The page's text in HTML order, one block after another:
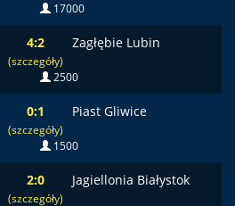
17000
4:2
(szczegóły)
Zagłębie Lubin
2500
0:1
(szczegóły)
Piast Gliwice
1500
2:0
(szczegóły)
Jagiellonia Białystok